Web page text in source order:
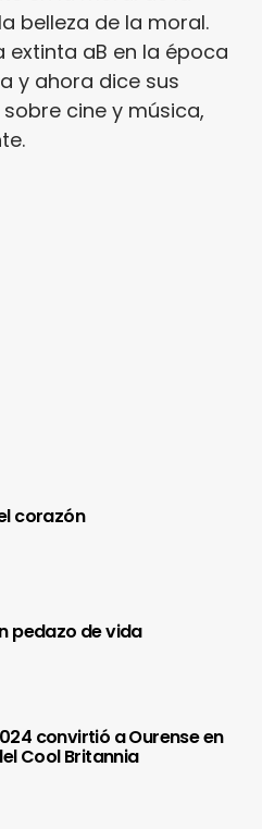
belleza de la moral.
extinta aB en la época
y ahora dice sus
cine y música,
corazón
pedazo de vida
convirtió a Ourense en
Cool Britannia